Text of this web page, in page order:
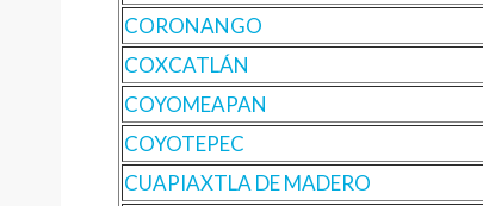
CORONANGO
COXCATLÁN
COYOMEAPAN
COYOTEPEC
CUAPIAXTLA DE MADERO